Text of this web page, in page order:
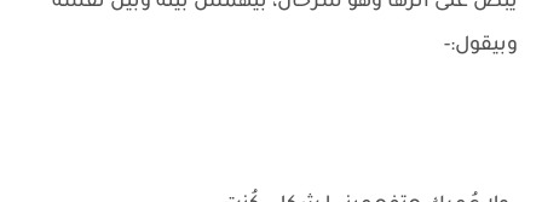
وبيقول:-